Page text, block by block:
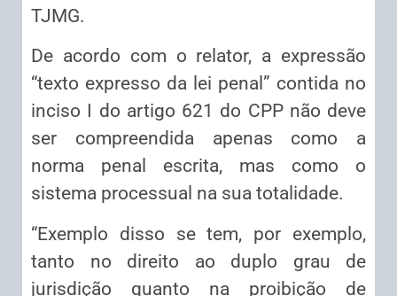
TJMG.
De acordo com o relator, a expressão
“texto expresso da lei penal” contida no
inciso I do artigo 621 do CPP não deve
ser compreendida apenas como a
norma penal escrita, mas como o
sistema processual na sua totalidade.
“Exemplo disso se tem, por exemplo,
tanto no direito ao duplo grau de
jurisdição quanto na proibição de